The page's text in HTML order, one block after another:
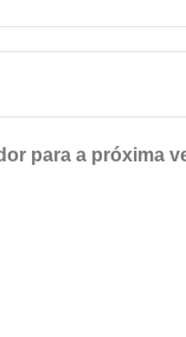
para a próxima